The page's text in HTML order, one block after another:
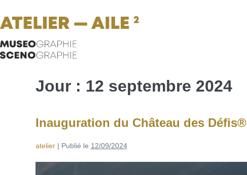
Jour : 12 septembre 2024
Inauguration du Château des Défis®
atelier| Publié le 12/09/2024